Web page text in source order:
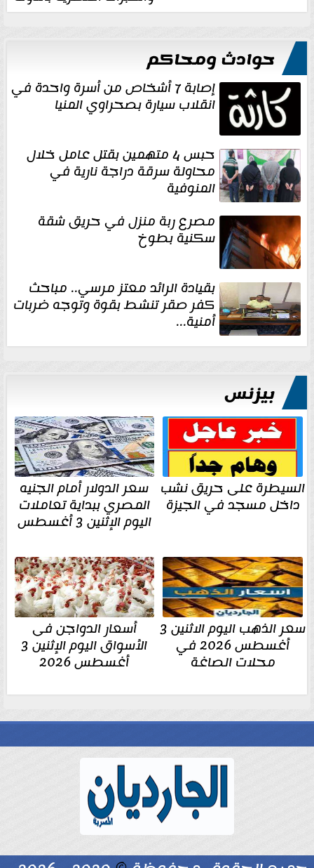
حوادث ومحاكم
إصابة 7 أشخاص من أسرة واحدة في
انقلاب سيارة بصحراوي المنيا
حبس 4 متهمين بقتل عامل خلال
محاولة سرقة دراجة نارية في
المنوفية
مصرع ربة منزل في حريق شقة
سكنية بطوخ
بقيادة الرائد معتز مرسي.. مباحث
كفر صقر تنشط بقوة وتوجه ضربات
أمنية...
بيزنس
السيطرة على حريق نشب
داخل مسجد في الجيزة
سعر الدولار أمام الجنيه
المصري ببداية تعاملات
اليوم الإثنين 3 أغسطس
سعر الذهب اليوم الاثنين 3
أغسطس 2026 في
محلات الصاغة
أسعار الدواجن فى
الأسواق اليوم الإثنين 3
أغسطس 2026